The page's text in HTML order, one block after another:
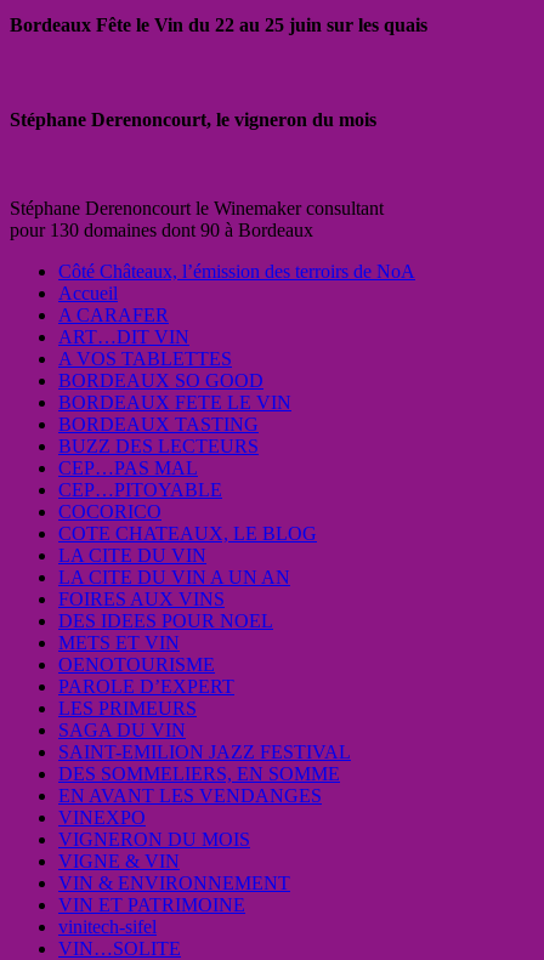
Bordeaux Fête le Vin du 22 au 25 juin sur les quais
Stéphane Derenoncourt, le vigneron du mois
Stéphane Derenoncourt le Winemaker consultant
pour 130 domaines dont 90 à Bordeaux
Côté Châteaux, l’émission des terroirs de NoA
Accueil
A CARAFER
ART…DIT VIN
A VOS TABLETTES
BORDEAUX SO GOOD
BORDEAUX FETE LE VIN
BORDEAUX TASTING
BUZZ DES LECTEURS
CEP…PAS MAL
CEP…PITOYABLE
COCORICO
COTE CHATEAUX, LE BLOG
LA CITE DU VIN
LA CITE DU VIN A UN AN
FOIRES AUX VINS
DES IDEES POUR NOEL
METS ET VIN
OENOTOURISME
PAROLE D’EXPERT
LES PRIMEURS
SAGA DU VIN
SAINT-EMILION JAZZ FESTIVAL
DES SOMMELIERS, EN SOMME
EN AVANT LES VENDANGES
VINEXPO
VIGNERON DU MOIS
VIGNE & VIN
VIN & ENVIRONNEMENT
VIN ET PATRIMOINE
vinitech-sifel
VIN…SOLITE